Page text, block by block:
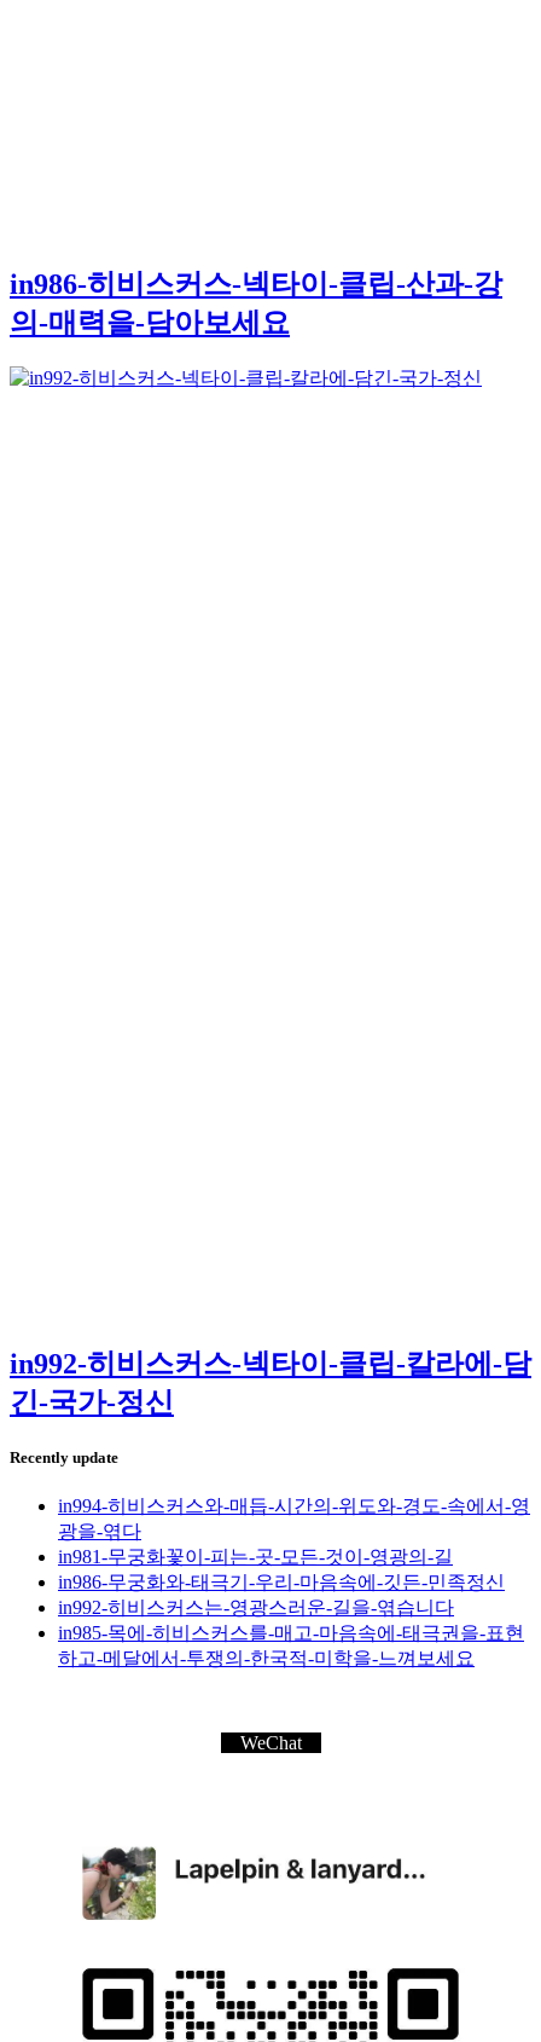
in986-히비스커스-넥타이-클립-산과-강
의-매력을-담아보세요
in992-히비스커스-넥타이-클립-칼라에-담
긴-국가-정신
Recently update
in994-히비스커스와-매듭-시간의-위도와-경도-속에서-영
광을-엮다
in981-무궁화꽃이-피는-곳-모든-것이-영광의-길
in986-무궁화와-태극기-우리-마음속에-깃든-민족정신
in992-히비스커스는-영광스러운-길을-엮습니다
in985-목에-히비스커스를-매고-마음속에-태극권을-표현
하고-메달에서-투쟁의-한국적-미학을-느껴보세요
WeChat